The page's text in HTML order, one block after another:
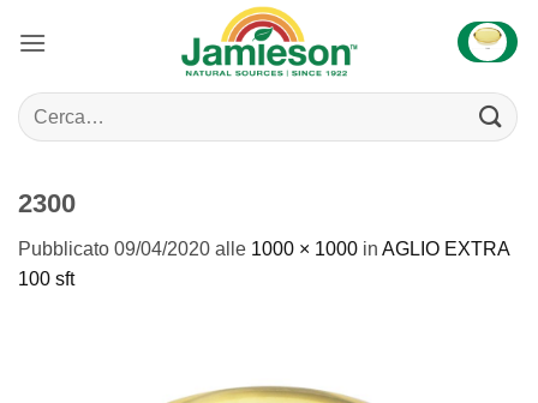
Cerca:
2300
Pubblicato 09/04/2020 alle 1000 × 1000 in AGLIO EXTRA
100 sft